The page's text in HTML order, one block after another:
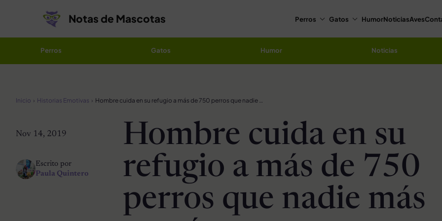
Notas de Mascotas Perros Gatos HumorNoticiasAves
Perros Gatos Humor Noticias
Inicio Historias Emotivas Hombre cuida en su refugio a más de 750 perros que nadie más quería
Nov 14, 2019
Escrito por
Paula Quintero
Hombre cuida en su
refugio a más de 750
perros que nadie más